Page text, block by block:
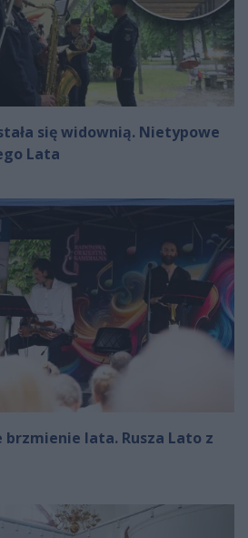
się widownią. Nietypowe
Lata
brzmienie lata. Rusza Lato z